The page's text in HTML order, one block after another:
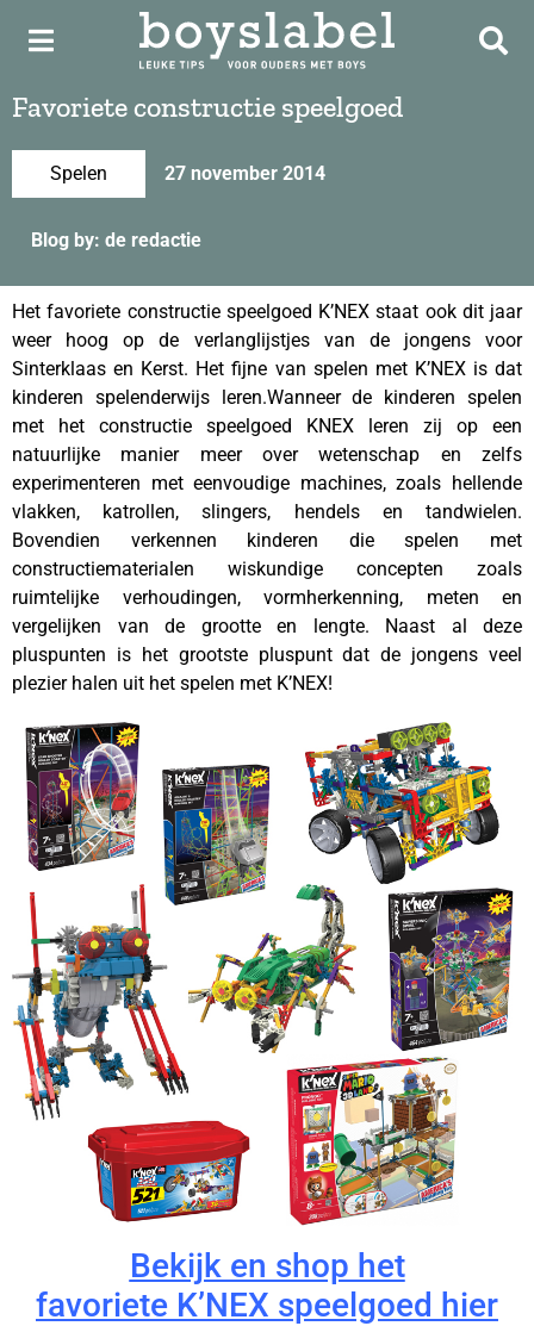
Favoriete constructie speelgoed
Spelen 27 november 2014
Blog by: de redactie
Het favoriete constructie speelgoed K’NEX staat ook dit jaar
weer hoog op de verlanglijstjes van de jongens voor
Sinterklaas en Kerst. Het fijne van spelen met K’NEX is dat
kinderen spelenderwijs leren.Wanneer de kinderen spelen
met het constructie speelgoed KNEX leren zij op een
natuurlijke manier meer over wetenschap en zelfs
experimenteren met eenvoudige machines, zoals hellende
vlakken, katrollen, slingers, hendels en tandwielen.
Bovendien verkennen kinderen die spelen met
constructiematerialen wiskundige concepten zoals
ruimtelijke verhoudingen, vormherkenning, meten en
vergelijken van de grootte en lengte. Naast al deze
pluspunten is het grootste pluspunt dat de jongens veel
plezier halen uit het spelen met K’NEX!
Bekijk en shop het
favoriete K’NEX speelgoed hier